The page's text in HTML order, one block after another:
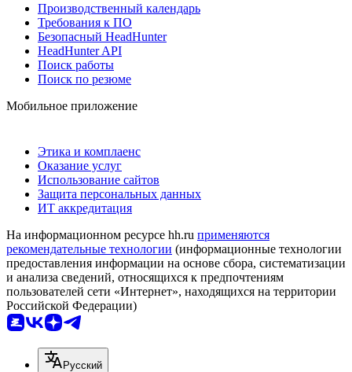
Производственный календарь
Требования к ПО
Безопасный HeadHunter
HeadHunter API
Поиск работы
Поиск по резюме
Мобильное приложение
Этика и комплаенс
Оказание услуг
Использование сайтов
Защита персональных данных
ИТ аккредитация
На информационном ресурсе hh.ru применяются
рекомендательные технологии (информационные технологии
предоставления информации на основе сбора, систематизации
и анализа сведений, относящихся к предпочтениям
пользователей сети «Интернет», находящихся на территории
Российской Федерации)
Русский